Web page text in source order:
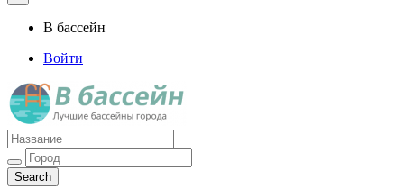
В бассейн
Войти
Лучшие бассейны города